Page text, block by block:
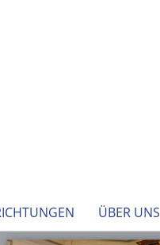
ÜBER UNS